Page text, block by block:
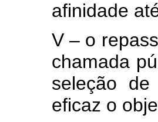
afinidade
V – o
chamada
seleção
eficaz o